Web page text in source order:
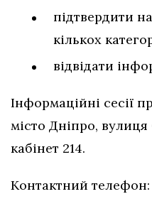
підтвердити
кількох
відвідати
Інформаційні сесії
місто Дніпро, вулиця
кабінет 214.
Контактний телефон: